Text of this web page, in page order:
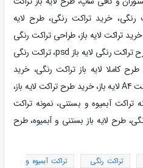
رنگی، خرید تراکت رنگی، طرح لایه
خرید تراکت لایه باز، طراحی تراکت رنگی
PSD، دانلود طرح های psd، دانلود طرح تراکت رنگی لایه باز psd، تراکت رنگی
کاملا لایه باز تراکت رنگی، خرید
تراکت لایه باز فتوشاپ، خرید طرح تراکت A4 لایه باز، خرید طرح تراکت لایه باز،
تراکت آبمیوه و بستنی، نمونهتراکت
طرح لایه باز بستنی و آبمیوه، طرح
تراکت رنگی
تراکت آبمیوه و